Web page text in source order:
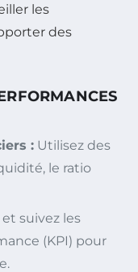
les
des
: Utilisez des
le ratio
suivez les
(KPI) pour